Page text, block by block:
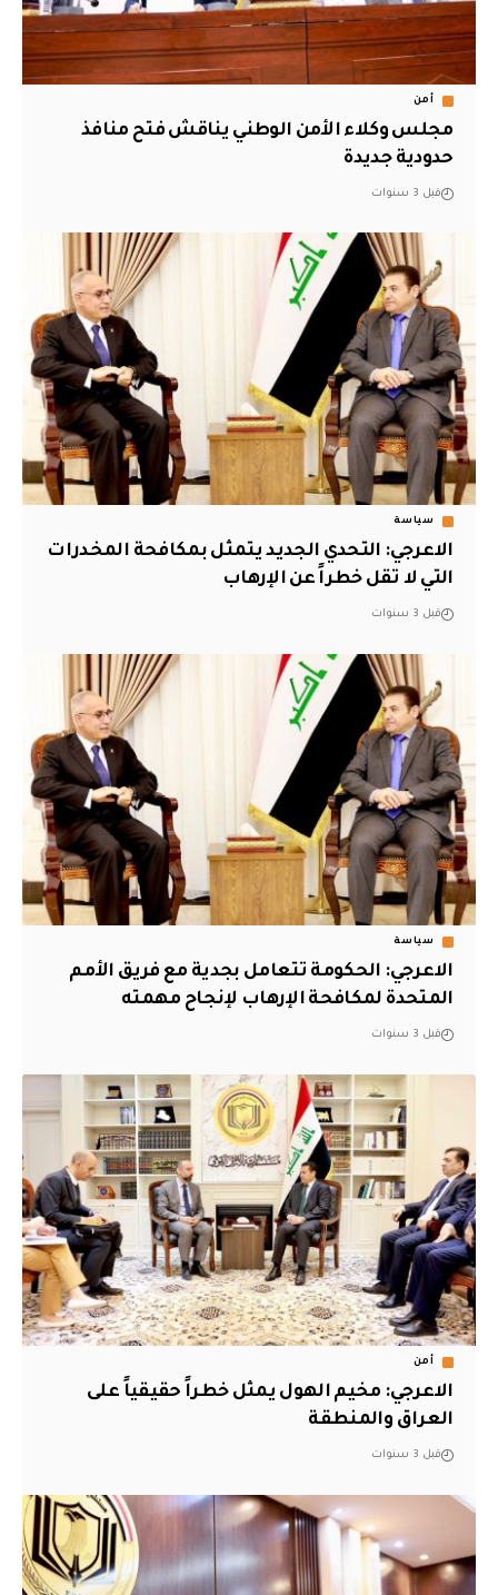
أمن
مجلس وكلاء الأمن الوطني يناقش فتح منافذ
حدودية جديدة
قبل 3 سنوات
سياسة
الاعرجي: التحدي الجديد يتمثل بمكافحة المخدرات
التي لا تقل خطراً عن الإرهاب
قبل 3 سنوات
سياسة
الاعرجي: الحكومة تتعامل بجدية مع فريق الأمم
المتحدة لمكافحة الإرهاب لإنجاح مهمته
قبل 3 سنوات
أمن
الاعرجي: مخيم الهول يمثل خطراً حقيقياً على
العراق والمنطقة
قبل 3 سنوات